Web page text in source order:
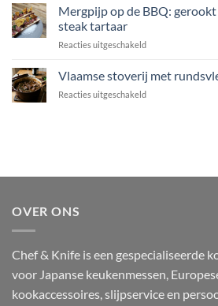
met
en
uit
Mergpijp op de BBQ:
steak tartaar
Reacties uitgeschakeldvoor
op
de
BBQ:
steak
Vlaamse stoverij met
Reacties uitgeschakeldvoor
OVER ONS
Chef & Knife is een gespecialiseerde
voor Japanse keukenmessen,
kookaccessoires, slijpservice en